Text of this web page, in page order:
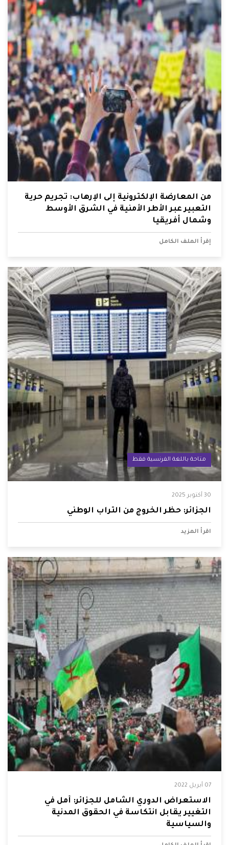
من المعارضة الإلكترونية إلى الإرهاب: تجريم حرية
التعبير عبر الأطر الأمنية في الشرق الأوسط
وشمال أفريقيا
إقرأ الملف الكامل
30 أكتوبر 2025
متاحة باللغة الفرنسية فقط
الجزائر: حظر الخروج من التراب الوطني
اقرأ المزيد
07 أبريل 2022
الاستعراض الدوري الشامل للجزائر: أمل في
التغيير يقابل انتكاسة في الحقوق المدنية
والسياسية